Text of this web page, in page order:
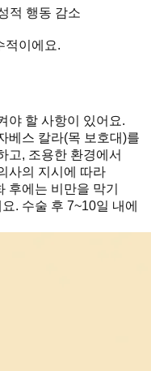
적 행동 감소
적이에요.
야 할 사항이 있어요.
베스 칼라(목 보호대)를
고, 조용한 환경에서
사의 지시에 따라
후에는 비만을 막기
. 수술 후 7~10일 내에